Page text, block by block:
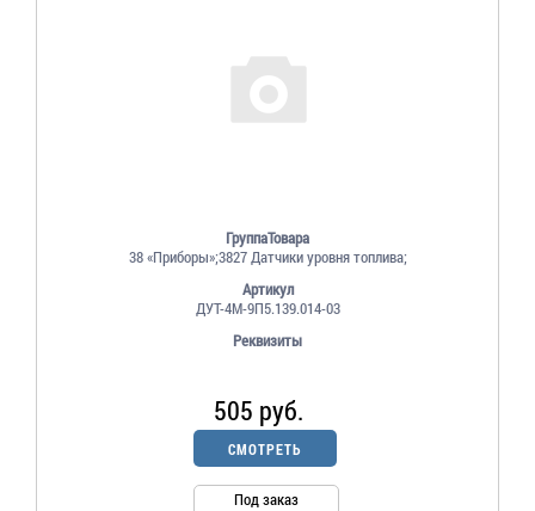
ГруппаТовара
38 «Приборы»;3827 Датчики уровня топлива;
Артикул
ДУТ-4М-9П5.139.014-03
Реквизиты
505 руб.
СМОТРЕТЬ
Под заказ